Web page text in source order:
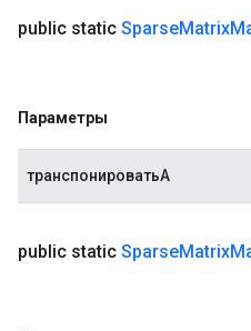
public static SparseMatrix
Параметры
транспонироватьА
public static SparseMatrix